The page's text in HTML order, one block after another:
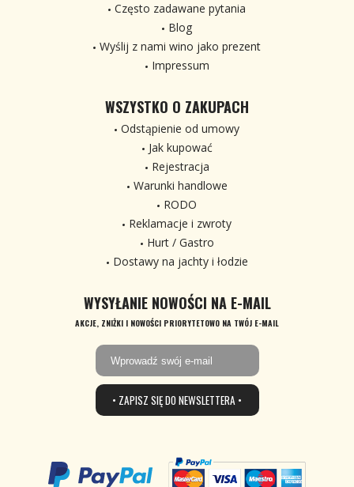
Często zadawane pytania
Blog
Wyślij z nami wino jako prezent
Impressum
WSZYSTKO O ZAKUPACH
Odstąpienie od umowy
Jak kupować
Rejestracja
Warunki handlowe
RODO
Reklamacje i zwroty
Hurt / Gastro
Dostawy na jachty i łodzie
WYSYŁANIE NOWOŚCI NA E-MAIL
AKCJE, ZNIŻKI I NOWOŚCI PRIORYTETOWO NA TWÓJ E-MAIL
• ZAPISZ SIĘ DO NEWSLETTERA •